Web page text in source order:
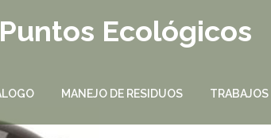
Ecológicos
MANEJO DE RESIDUOS